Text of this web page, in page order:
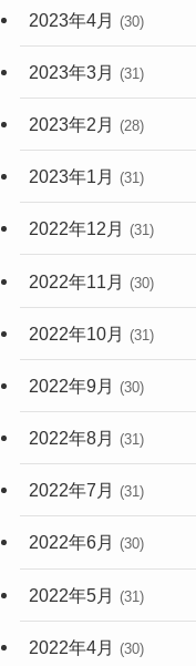
2023年4月 (30)
2023年3月 (31)
2023年2月 (28)
2023年1月 (31)
2022年12月 (31)
2022年11月 (30)
2022年10月 (31)
2022年9月 (30)
2022年8月 (31)
2022年7月 (31)
2022年6月 (30)
2022年5月 (31)
2022年4月 (30)